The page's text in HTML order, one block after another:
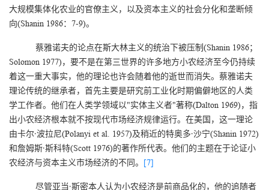
大规模集体化农业的官僚主义，以及资本主义的社会分化和垄断倾
向(Shanin 1986：7-9)。
蔡雅诺夫的论点在斯大林主义的统治下被压制(Shanin 1986；
Solomon 1977)，要不是在第三世界的许多地方小农经济至今仍持续
着这一重大事实，他的理论也许会随着他的逝世而消失。蔡雅诺夫
理论传统的继承者，首先主要是研究前工业化时期偏僻地区的人类
学工作者。他们在人类学领域以"实体主义者"著称(Dalton 1969)，指
出小农经济根本就不按现代市场经济规律运行。在美国，这一理论
由卡尔·波拉尼(Polanyi et al. 1957)及稍近的特奥多·沙宁(Shanin 1972)
和詹姆斯·斯科特(Scott 1976)的著作所代表。他们的主题在于论证小
农经济与资本主义市场经济的不同。 [7]
尽管亚当·斯密本人认为小农经济是前商品化的，他的追随者